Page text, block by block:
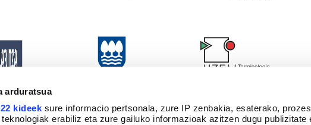
arduratsua
kideek sure informacio pertsonala, zure IP zenbakia, esaterako,
erabiliz eta zure gailuko informazioak azitzen dugu publizitate